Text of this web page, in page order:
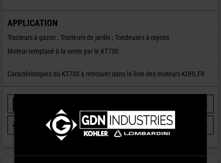
APPLICATION
Tracteurs à gazon ; Tracteurs de jardin ; Tondeuses à rayons
Moteur remplacé à la vente par le KT730
Caractéristiques du KT730 à retrouver dans la liste des moteurs KOHLER
VOIR LES PIÈCES DÉTACHÉES
MOTEUR KOHLER SV 820 ESSENCE